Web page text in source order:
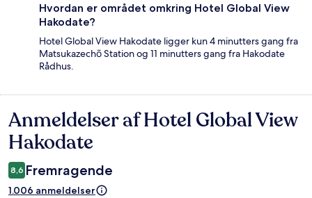
Hvordan er området omkring Hotel Global View
Hakodate?
Hotel Global View Hakodate ligger kun 4 minutters gang fra
Matsukazechō Station og 11 minutters gang fra Hakodate
Rådhus.
Anmeldelser
Anmeldelser af Hotel Global View
Hakodate
8,6 Fremragende
1.006 anmeldelser